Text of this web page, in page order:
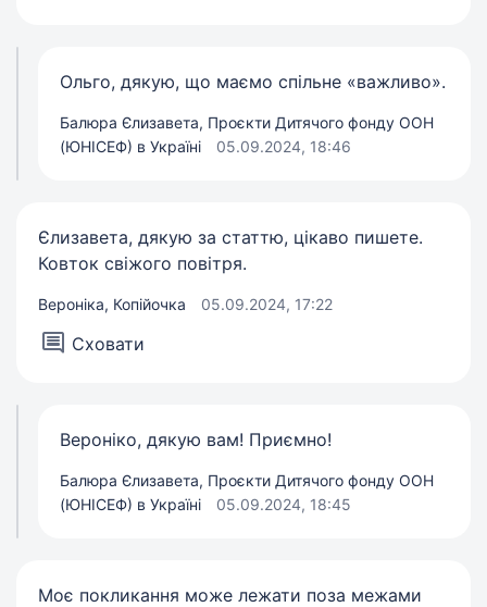
Ольго, дякую, що маємо спільне «важливо».
Балюра Єлизавета, Проєкти Дитячого фонду ООН
(ЮНІСЕФ) в Україні
05.09.2024, 18:46
Єлизавета, дякую за статтю, цікаво пишете.
Ковток свіжого повітря.
Вероніка, Копійочка 05.09.2024, 17:22
Сховати
Вероніко, дякую вам! Приємно!
Балюра Єлизавета, Проєкти Дитячого фонду ООН
(ЮНІСЕФ) в Україні
05.09.2024, 18:45
Моє покликання може лежати поза межами